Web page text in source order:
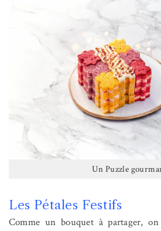
Un Puzzle
Les Pétales Festifs
Comme un bouquet à partager,